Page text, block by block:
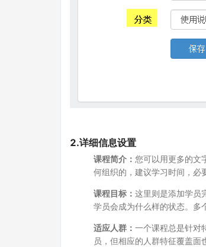
2.详细信息设置
课程简介： 您可以用更多的文
何组织的，建议学习时间，必
课程目标： 这里则是添加学员
学员会成为什么样的状态。多
适应人群： 一个课程总是针对
员，但相应的人群特征覆盖